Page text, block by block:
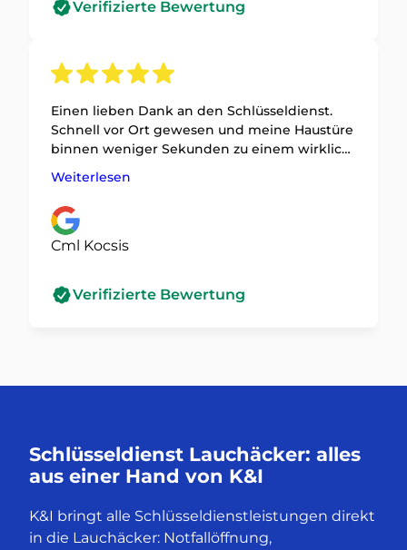
Verifizierte Bewertung
Einen lieben Dank an den Schlüsseldienst.
Schnell vor Ort gewesen und meine Haustüre
binnen weniger Sekunden zu einem wirklich
Humanen Preis für 24 Uhr geöffnet.
Weiterlesen
Cml Kocsis
Verifizierte Bewertung
Schlüsseldienst Lauchäcker: alles
aus einer Hand von K&I
K&I bringt alle Schlüsseldienstleistungen direkt
in die Lauchäcker: Notfallöffnung,